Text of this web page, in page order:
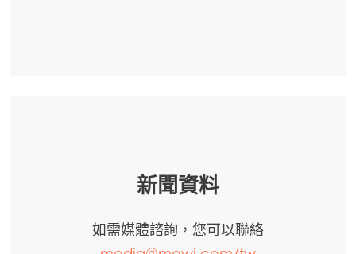
新聞資料
如需媒體諮詢，您可以聯絡